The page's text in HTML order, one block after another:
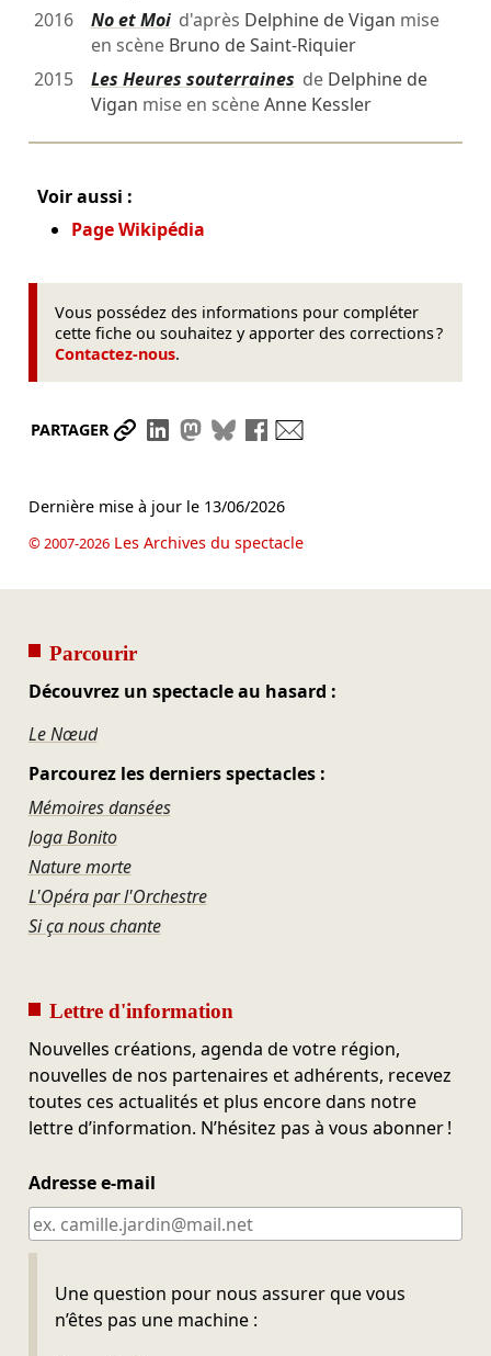
2016
No et Moid'après Delphine de Vigan mise
en scène Bruno de Saint-Riquier
2015
Les Heures souterraines de Delphine de
Vigan mise en scèneAnne Kessler
Voir aussi :
Page Wikipédia
Vous possédez des informations pour compléter
cette fiche ou souhaitez y apporter des corrections ?
Contactez-nous.
PARTAGER Partager le lien
Partager sur LinkedIn
Partager sur Mastodon
Partager sur Bluesky
Partager sur Facebook
Dernière mise à jour le 13/06/2026
© 2007-2026Les Archives du spectacle
Parcourir
Découvrez un spectacle au hasard :
Le Nœud
Parcourez les derniers spectacles :
Mémoires dansées
Joga Bonito
Nature morte
L'Opéra par l'Orchestre
Si ça nous chante
Lettre d'information
Nouvelles créations, agenda de votre région,
nouvelles de nos partenaires et adhérents, recevez
toutes ces actualités et plus encore dans notre
lettre d’information. N’hésitez pas à vous abonner !
Adresse e-mail
Une question pour nous assurer que vous
n’êtes pas une machine :
Ne pas remplir